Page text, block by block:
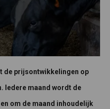
de prijsontwikkelingen op
Iedere maand wordt de
om de maand inhoudelijk